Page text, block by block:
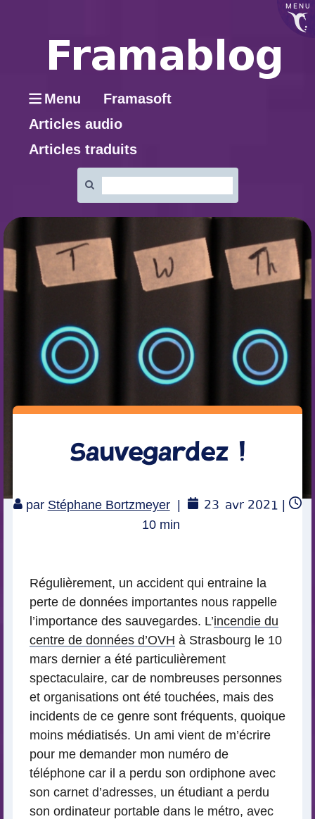
MENU
Menu
Framasoft
Articles audio
Articles traduits
:
Sauvegardez !
par Stéphane Bortzmeyer 23 avr 2021
|
Temps
10 min
Régulièrement, un accident qui entraine la
perte de données importantes nous rappelle
l’importance des sauvegardes. L’incendie du
centre de données d’OVH à Strasbourg le 10
mars dernier a été particulièrement
spectaculaire, car de nombreuses personnes
et organisations ont été touchées, mais des
incidents de ce genre sont fréquents, quoique
moins médiatisés. Un ami vient de m’écrire
pour me demander mon numéro de
téléphone car il a perdu son ordiphone avec
son carnet d’adresses, un étudiant a perdu
son ordinateur portable dans le métro, avec